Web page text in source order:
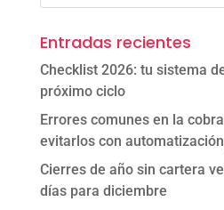
Entradas recientes
Checklist 2026: tu sistema
próximo ciclo
Errores comunes en la
evitarlos con
Cierres de año sin cartera
días para diciembre